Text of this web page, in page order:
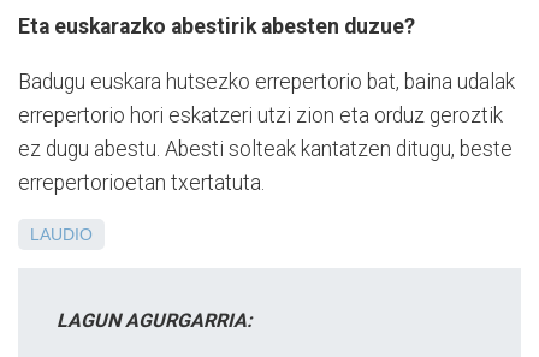
Eta euskarazko abestirik abesten duzue?
Badugu euskara hutsezko errepertorio bat, baina udalak
errepertorio hori eskatzeri utzi zion eta orduz geroztik
ez dugu abestu. Abesti solteak kantatzen ditugu, beste
errepertorioetan txertatuta.
LAUDIO
LAGUN AGURGARRIA: